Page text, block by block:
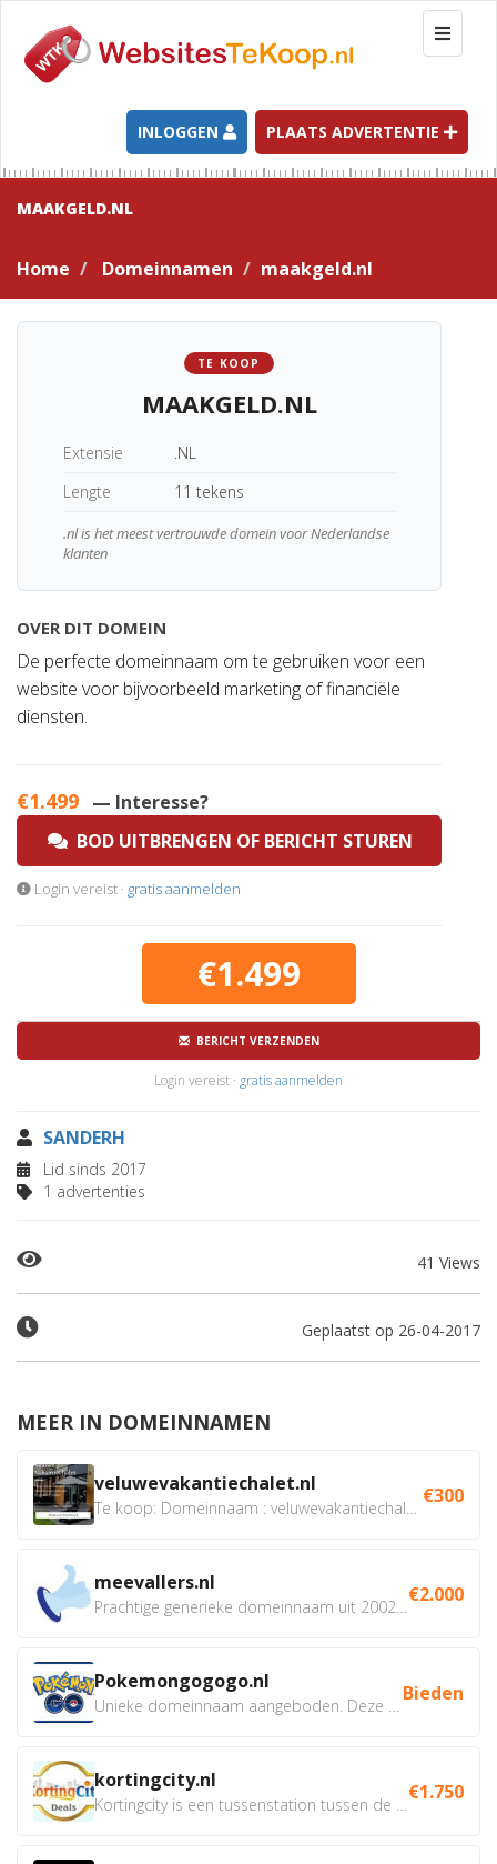
T
o
g
l
e
n
a
t
INLOGGEN PLAATS ADVERTENTIE
MAAKGELD.NL
Home Domeinnamen maakgeld.nl
TE KOOP
MAAKGELD.NL
Extensie
.NL
Lengte
11 tekens
.nl is het meest vertrouwde domein voor Nederlandse
klanten
OVER DIT DOMEIN
De perfecte domeinnaam om te gebruiken voor een
website voor bijvoorbeeld marketing of financiële
diensten.
€1.499 — Interesse?
BOD UITBRENGEN OF BERICHT STUREN
Login vereist · gratis aanmelden
€1.499
BERICHT VERZENDEN
Login vereist · gratis aanmelden
SANDERH
Lid sinds 2017
1 advertenties
41 Views
Geplaatst op 26-04-2017
MEER IN DOMEINNAMEN
veluwevakantiechalet.nl €300
meevallers.nl €2.000
Pokemongogogo.nl Bieden
kortingcity.nl €1.750